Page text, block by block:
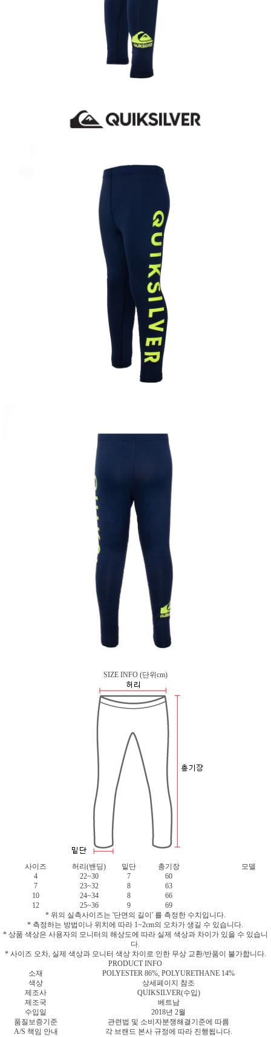
SIZE INFO (단위cm)
사이즈 허리(밴딩) 밑단 총기장
모델
4
22~30 7
60
7
23~32 8
63
10
24~34 8
66
12
25~36 9
69
* 위의 실측사이즈는 '단면의 길이' 를 측정한 수치입니다.
* 측정하는 방법이나 위치에 따라 1~2cm의 오차가 생길 수 있습니다.
* 상품 색상은 사용자의 모니터의 해상도에 따라 실제 색상과 차이가 있을 수 있습니
다.
* 사이즈 오차, 실제 색상과 모니터 색상 차이로 인한 무상 교환/반품이 불가합니다.
PRODUCT INFO
소재
POLYESTER 86%, POLYURETHANE 14%
색상
상세페이지 참조
제조사
QUIKSILVER(수입)
제조국
베트남
수입일
2018년 2월
품질보증기준
관련법 및 소비자분쟁해결기준에 따름
A/S 책임 안내
각 브랜드 본사 규정에 따라 진행됩니다.